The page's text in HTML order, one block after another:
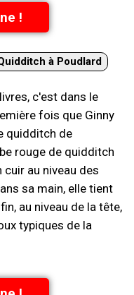
!
à Poudlard
c'est dans le
fois que Ginny
quidditch de
rouge de quidditch
au niveau des
sa main, elle tient
au niveau de la tête,
typiques de la